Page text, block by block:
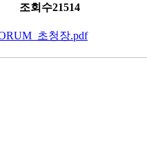
조회수21514
초청장.pdf